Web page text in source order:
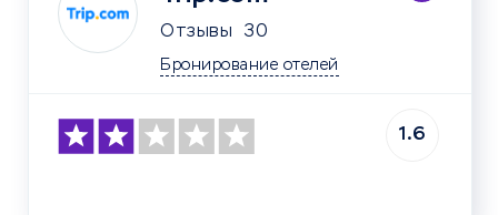
Отзывы 30
Бронирование отелей
1.6